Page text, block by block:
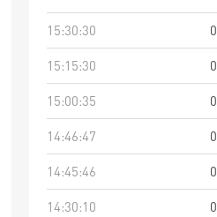
15:30:30
0
15:15:30
0
15:00:35
0
14:46:47
0
14:45:46
0
14:30:10
0